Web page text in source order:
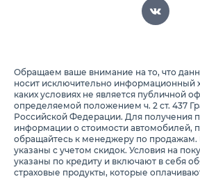
Обращаем ваше внимание на то, что
носит исключительно информационный
каких условиях не является публичной
определяемой положением ч. 2 ст. 437
Российской Федерации. Для получения
информации о стоимости автомобилей,
обращайтесь к менеджеру по продажам.
указаны с учетом скидок. Условия на
указаны по кредиту и включают в себя
страховые продукты, которые